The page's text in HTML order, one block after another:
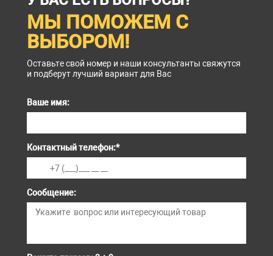
МЫ ПОМОЖЕМ С
ВЫБОРОМ!
Оставьте свой номер и наши консультанты свяжутся
и подберут лучший вариант для Вас
Ваше имя:
Контактный телефон:*
Сообщение: